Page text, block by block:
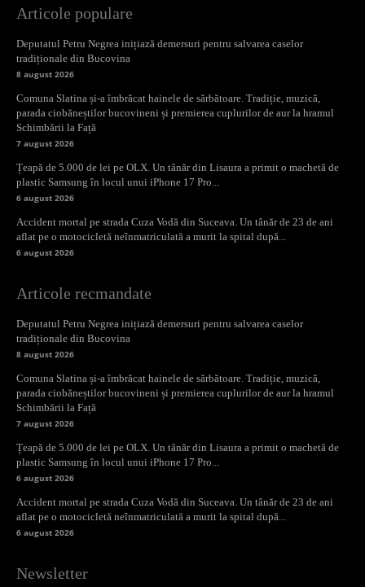
Articole populare
Deputatul Petru Negrea inițiază demersuri pentru salvarea caselor
tradiționale din Bucovina
8 august 2026
Comuna Slatina și-a îmbrăcat hainele de sărbătoare. Tradiție, muzică,
parada ciobăneștilor bucovineni și premierea cuplurilor de aur la hramul
Schimbării la Față
7 august 2026
Țeapă de 5.000 de lei pe OLX. Un tânăr din Lisaura a primit o machetă de
plastic Samsung în locul unui iPhone 17 Pro...
6 august 2026
Accident mortal pe strada Cuza Vodă din Suceava. Un tânăr de 23 de ani
aflat pe o motocicletă neînmatriculată a murit la spital după...
6 august 2026
Articole recmandate
Deputatul Petru Negrea inițiază demersuri pentru salvarea caselor
tradiționale din Bucovina
8 august 2026
Comuna Slatina și-a îmbrăcat hainele de sărbătoare. Tradiție, muzică,
parada ciobăneștilor bucovineni și premierea cuplurilor de aur la hramul
Schimbării la Față
7 august 2026
Țeapă de 5.000 de lei pe OLX. Un tânăr din Lisaura a primit o machetă de
plastic Samsung în locul unui iPhone 17 Pro...
6 august 2026
Accident mortal pe strada Cuza Vodă din Suceava. Un tânăr de 23 de ani
aflat pe o motocicletă neînmatriculată a murit la spital după...
6 august 2026
Newsletter